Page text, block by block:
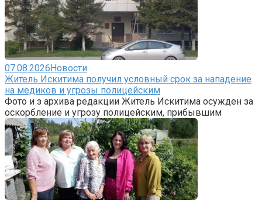
07.08.2026Новости
Житель Искитима получил условный срок за нападение
на медиков и угрозы полицейским
Фото и з архива редакции Житель Искитима осужден за
оскорбление и угрозу полицейским, прибывшим